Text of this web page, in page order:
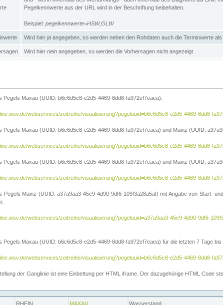
Pegelkennwerte aus der URL wird in der Beschriftung beibehalten.
Beispiel: pegelkennwerte=HSW,GLW
Wird hier ja angegeben, so werden neben den Rohdaten auch die Terminwerte
Wird hier nein angegeben, so werden die Vorhersagen nicht angezeigt.
Pegels Maxau (UUID: b6c6d5c8-e2d5-4469-8dd8-fa972ef7eaea).
webservices/zeitreihe/visualisierung?pegeluuid=b6c6d5c8-e2d5-4469-8dd8-
Pegels Maxau (UUID: b6c6d5c8-e2d5-4469-8dd8-fa972ef7eaea) und Mainz (UUID:
webservices/zeitreihe/visualisierung?pegeluuid=b6c6d5c8-e2d5-4469-8dd8-
Pegels Maxau (UUID: b6c6d5c8-e2d5-4469-8dd8-fa972ef7eaea) und Mainz (UUID:
webservices/zeitreihe/visualisierung?pegeluuid=b6c6d5c8-e2d5-4469-8dd8-
Pegels Mainz (UUID: a37a9aa3-45e9-4d90-9df6-109f3a28a5af) mit Angabe von Start-
webservices/zeitreihe/visualisierung?pegeluuid=a37a9aa3-45e9-4d90-9df6-
Pegels Maxau (UUID: b6c6d5c8-e2d5-4469-8dd8-fa972ef7eaea) für die letzten 7 Tage bis
webservices/zeitreihe/visualisierung?pegeluuid=b6c6d5c8-e2d5-4469-8dd8-
der Ganglinie ist eine Einbettung per HTML iframe. Der dazugehörige HTML Code